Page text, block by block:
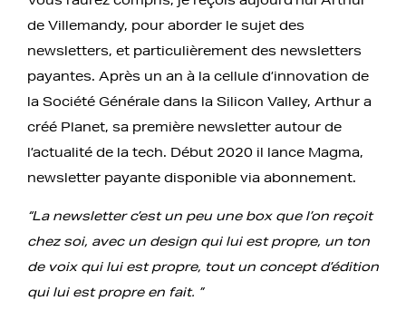
de Villemandy, pour aborder le sujet des
newsletters, et particulièrement des newsletters
payantes. Après un an à la cellule d’innovation de
la Société Générale dans la Silicon Valley, Arthur a
créé Planet, sa première newsletter autour de
l’actualité de la tech. Début 2020 il lance Magma,
newsletter payante disponible via abonnement.
“La newsletter c’est un peu une box que l’on reçoit
chez soi, avec un design qui lui est propre, un ton
de voix qui lui est propre, tout un concept d’édition
qui lui est propre en fait. ”